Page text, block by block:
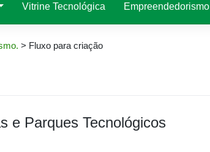
Vitrine Tecnológica Empreendedorismo
> Fluxo para criação
e Parques Tecnológicos